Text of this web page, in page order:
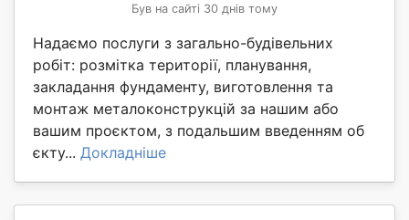
Був на сайті 30 днів тому
Надаємо послуги з загально-будівельних
робіт: розмітка території, планування,
закладання фундаменту, виготовлення та
монтаж металоконструкцій за нашим або
вашим проєктом, з подальшим введенням об
єкту... Докладніше